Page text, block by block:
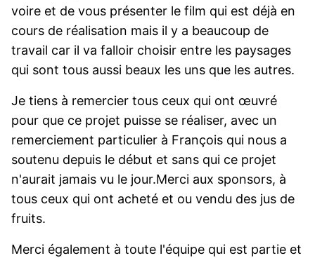
voire et de vous présenter le film qui est déjà en
cours de réalisation mais il y a beaucoup de
travail car il va falloir choisir entre les paysages
qui sont tous aussi beaux les uns que les autres.
Je tiens à remercier tous ceux qui ont œuvré
pour que ce projet puisse se réaliser, avec un
remerciement particulier à François qui nous a
soutenu depuis le début et sans qui ce projet
n'aurait jamais vu le jour.Merci aux sponsors, à
tous ceux qui ont acheté et ou vendu des jus de
fruits.
Merci également à toute l'équipe qui est partie et